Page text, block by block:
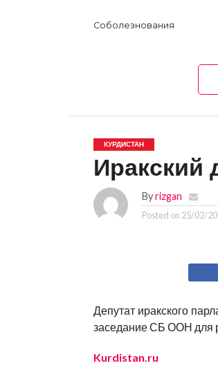
Соболезнования
КУРДИСТАН
Иракский
Byrizgan
Posted on 25/02/
Депутат иракского
заседание СБ ООН для
Kurdistan.ru